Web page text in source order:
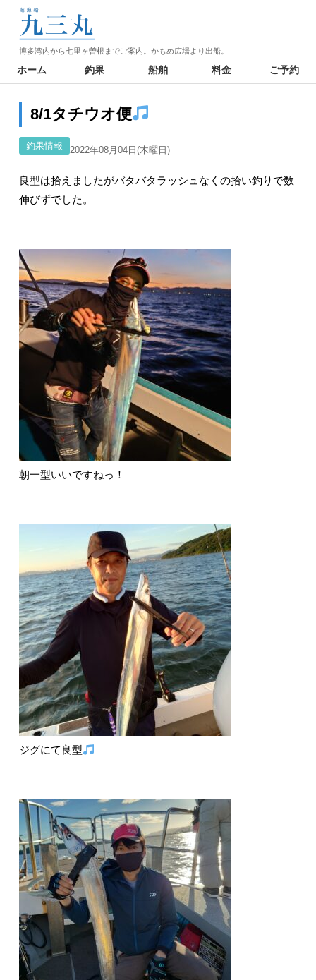
博多湾内から七里ヶ曽根までご案内。かもめ広場より出船。
ホーム 釣果 船舶 料金 ご予約
8/1タチウオ便
釣果情報 2022年08月04日(木曜日)
良型は拾えましたがバタバタラッシュなくの拾い釣りで数
伸びずでした。
朝一型いいですねっ！
ジグにて良型